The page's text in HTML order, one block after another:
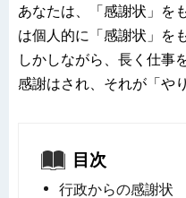
あなたは、「感謝状」を
は個人的に「感謝状」を
しかしながら、長く仕事
感謝はされ、それが「や
目次
行政からの感謝状